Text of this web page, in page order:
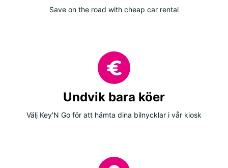
Save on the road with cheap car rental
Undvik bara köer
Välj Key'N Go för att hämta dina bilnycklar i vår kiosk